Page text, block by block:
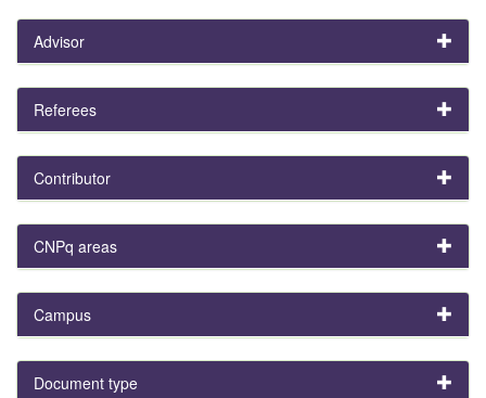
Advisor
Referees
Contributor
CNPq areas
Campus
Document type